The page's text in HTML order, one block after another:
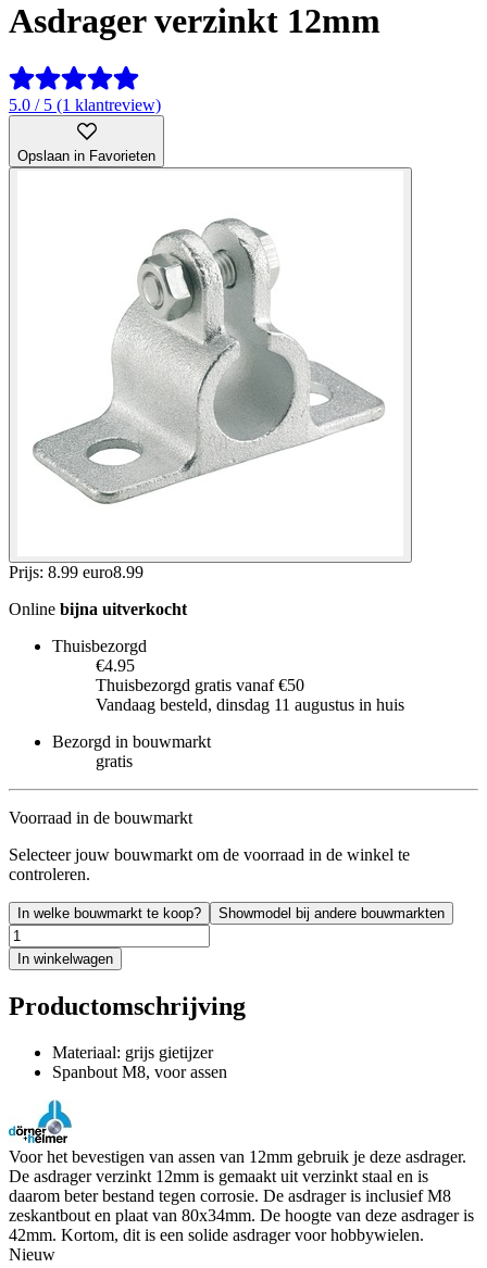
Asdrager verzinkt 12mm
5.0 / 5 (1 klantreview)
Opslaan in Favorieten
Prijs: 8.99 euro8.99
Online bijna uitverkocht
Thuisbezorgd
€4.95
Thuisbezorgd gratis vanaf €50
Vandaag besteld, dinsdag 11 augustus in huis
Bezorgd in bouwmarkt
gratis
Voorraad in de bouwmarkt
Selecteer jouw bouwmarkt om de voorraad in de winkel te
controleren.
In welke bouwmarkt te koop? Showmodel bij andere bouwmarkten
In winkelwagen
Productomschrijving
Materiaal: grijs gietijzer
Spanbout M8, voor assen
Voor het bevestigen van assen van 12mm gebruik je deze asdrager.
De asdrager verzinkt 12mm is gemaakt uit verzinkt staal en is
daarom beter bestand tegen corrosie. De asdrager is inclusief M8
zeskantbout en plaat van 80x34mm. De hoogte van deze asdrager is
42mm. Kortom, dit is een solide asdrager voor hobbywielen.
Nieuw